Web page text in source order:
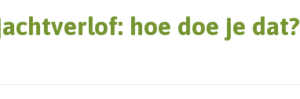
hoe doe je dat?